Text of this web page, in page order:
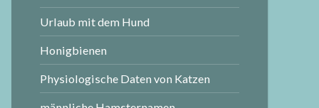
Urlaub mit dem Hund
Honigbienen
Physiologische Daten von Katzen